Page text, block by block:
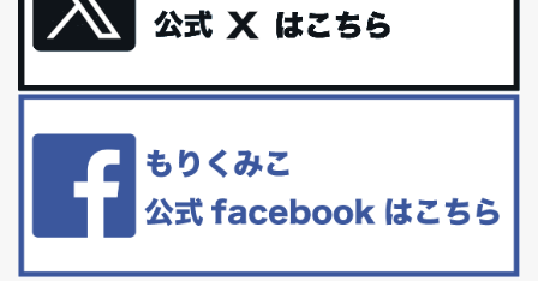
体に優しい、私のふるさと納税５選。
今回は、最近毎回定期的に購入している「楽天ふるさと納税」の返
礼品トップ５を紹介します。今までいろ...
更年期を穏やかに乗りきるために今できる５つのこと。
といった更年期症状はまだ...